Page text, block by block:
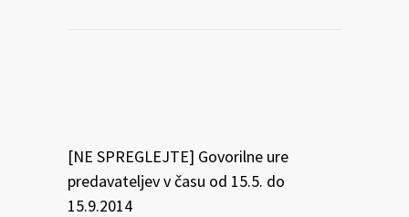
[NE SPREGLEJTE] Govorilne ure
predavateljev v času od 15.5. do
15.9.2014